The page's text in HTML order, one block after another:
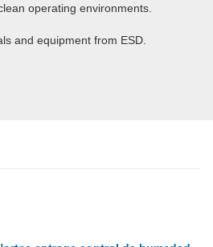
operating environments.
and equipment from ESD.